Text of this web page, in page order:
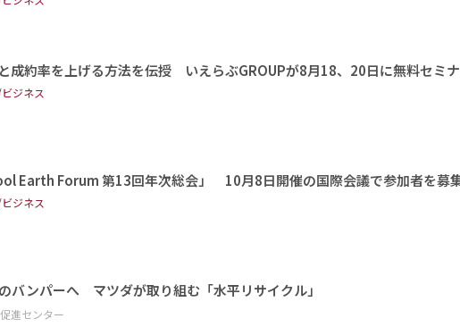
成約率を上げる方法を伝授 いえらぶGROUPが8月18、20日に無料セミ
ジネス
Earth Forum 第13回年次総会」 10月8日開催の国際会議で参加者を募
ジネス
バンパーへ マツダが取り組む「水平リサイクル」
進センター